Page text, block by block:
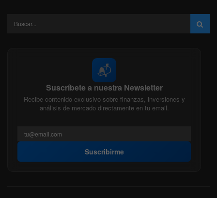
📬
Suscríbete a nuestra Newsletter
Recibe contenido exclusivo sobre finanzas, inversiones y
análisis de mercado directamente en tu email.
Suscribirme